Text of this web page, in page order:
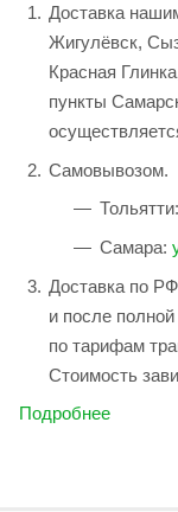
Доставка
Жигулёвск,
Красная
пункты
Самовывозом.
Тольятти:
Самара:
Доставка по
и после
по тарифам
Стоимость
Подробнее